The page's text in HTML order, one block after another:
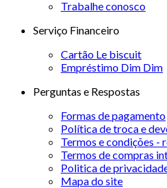
Trabalhe conosco
Serviço Financeiro
Cartão Le biscuit
Empréstimo Dim Dim
Perguntas e Respostas
Formas de pagamento
Política de troca e
Termos e condições -
Termos de compras
Politica de
Mapa do site